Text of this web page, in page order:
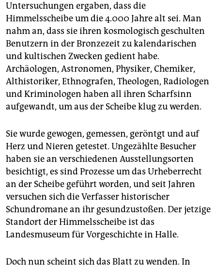
Untersuchungen ergaben, dass die
Himmelsscheibe um die 4.000 Jahre alt sei. Man
nahm an, dass sie ihren kosmologisch geschulten
Benutzern in der Bronzezeit zu kalendarischen
und kultischen Zwecken gedient habe.
Archäologen, Astronomen, Physiker, Chemiker,
Althistoriker, Ethnografen, Theologen, Radiologen
und Kriminologen haben all ihren Scharfsinn
aufgewandt, um aus der Scheibe klug zu werden.
Sie wurde gewogen, gemessen, geröntgt und auf
Herz und Nieren getestet. Ungezählte Besucher
haben sie an verschiedenen Ausstellungsorten
besichtigt, es sind Prozesse um das Urheberrecht
an der Scheibe geführt worden, und seit Jahren
versuchen sich die Verfasser historischer
Schundromane an ihr gesundzustoßen. Der jetzige
Standort der Himmelsscheibe ist das
Landesmuseum für Vorgeschichte in Halle.
Doch nun scheint sich das Blatt zu wenden. In